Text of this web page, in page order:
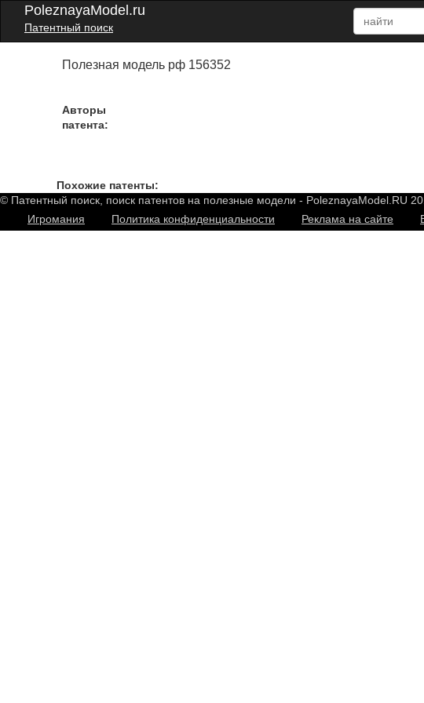
PoleznayaModel.ru
Патентный поиск
Полезная модель рф 156352
Авторы
патента:
Похожие патенты:
© Патентный поиск, поиск патентов на полезные модели - PoleznayaModel.RU
Игромания
Политика конфиденциальности Реклама на сайте